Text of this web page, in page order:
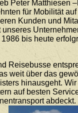
Peter Matthiesen
für Mobilität
Kunden und
bis heute
Reisebusse
weit über das
hinausgeht.
auf besten
abdeckt.